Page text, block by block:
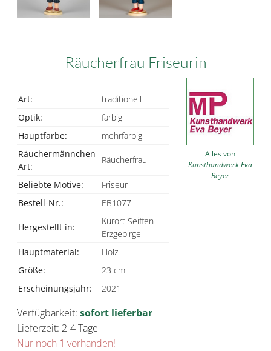
Räucherfrau Friseurin
Art:
traditionell
Optik:
farbig
Hauptfarbe:
mehrfarbig
Räuchermännchen
Art:
Räucherfrau
Beliebte Motive:
Friseur
Bestell-Nr.:
EB1077
Hergestellt in:
Kurort Seiffen
Erzgebirge
Hauptmaterial:
Holz
Größe:
23 cm
Erscheinungsjahr:
2021
Alles von
Kunsthandwerk Eva
Beyer
Verfügbarkeit: sofort lieferbar
Lieferzeit: 2-4 Tage
Nur noch 1 vorhanden!